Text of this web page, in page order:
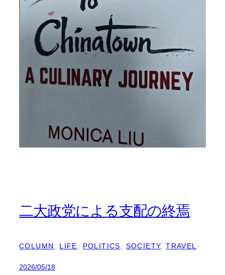
二大政党による支配の終焉
COLUMN LIFE POLITICS SOCIETY, TRAVEL ·
2026/05/18